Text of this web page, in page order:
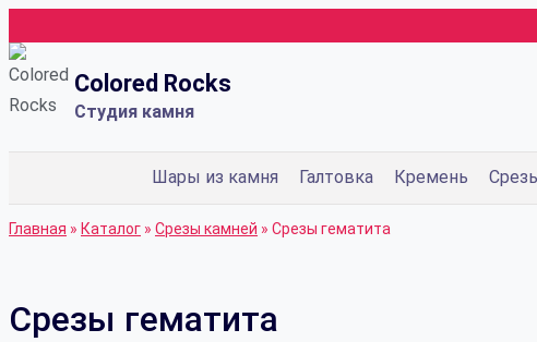
к
содержимомуColored Rocks
Студия камня
Шары из камня Галтовка Кремень
Главная » Каталог » Срезы камней » Срезы гематита
Срезы гематита